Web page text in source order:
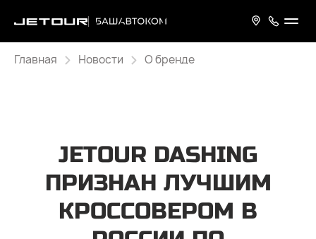
Главная Новости О бренде
JETOUR DASHING
ПРИЗНАН ЛУЧШИМ
КРОССОВЕРОМ В